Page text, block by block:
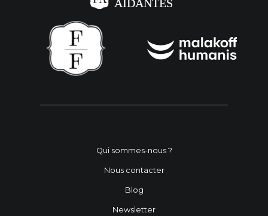
Qui sommes-nous ?
Nous contacter
Blog
Newsletter